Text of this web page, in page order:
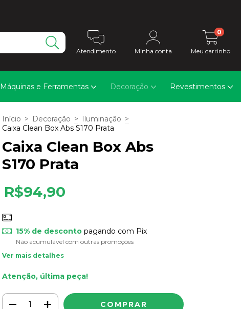
Atendimento Minha conta Meu carrinho
0
Máquinas e Ferramentas Decoração Revestimentos
Início > Decoração > Iluminação >
Caixa Clean Box Abs S170 Prata
Caixa Clean Box Abs
S170 Prata
R$94,90
15% de descontopagando com Pix
Não acumulável com outras promoções
Ver mais detalhes
Atenção, última peça!